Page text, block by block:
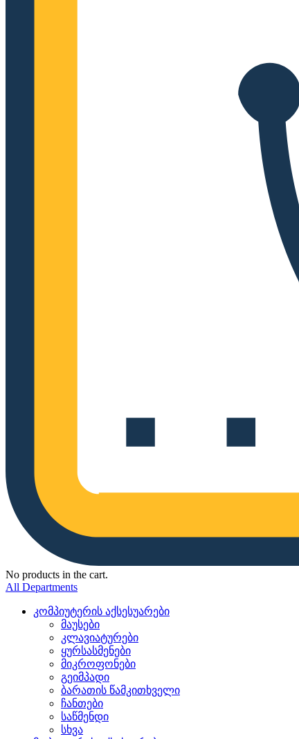
No products in the cart.
All Departments
კომპიუტერის აქსესუარები
მაუსები
კლავიატურები
ყურსასმენები
მიკროფონები
გეიმპადი
ბარათის წამკითხველი
ჩანთები
საწმენდი
სხვა